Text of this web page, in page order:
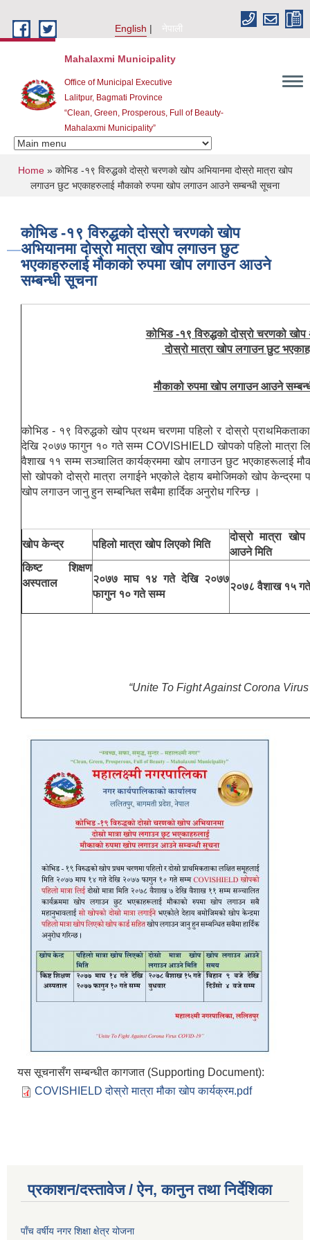
English
नेपाली
Mahalaxmi Municipality
Office of Municipal Executive
Lalitpur, Bagmati Province
“Clean, Green, Prosperous, Full of Beauty-
Mahalaxmi Municipality”
You are here
Home» कोभिड -१९ विरुद्धको दोस्रो चरणको खोप अभियानमा दोस्रो मात्रा खोप
लगाउन छुट भएकाहरुलाई मौकाको रुपमा खोप लगाउन आउने सम्बन्धी सूचना
कोभिड -१९ विरुद्धको दोस्रो चरणको खोप
अभियानमा दोस्रो मात्रा खोप लगाउन छुट
भएकाहरुलाई मौकाको रुपमा खोप लगाउन आउने
सम्बन्धी सूचना
कोभिड -१९ विरुद्धको दोस्रो चरणको खोप
दोस्रो मात्रा खोप लगाउन छुट
मौकाको रुपमा खोप लगाउन आउने
कोभिड - १९ विरुद्धको खोप प्रथम चरणमा पहिलो र दोस्रो
देखि २०७७ फागुन १० गते सम्म COVISHIELD खोपको पहिलो मात्रा
वैशाख ११ सम्म सञ्चालित कार्यक्रममा खोप लगाउन छुट भएकाहरूलाई
सो खोपको दोस्रो मात्रा लगाईने भएकोले देहाय बमोजिमको खोप केन्द्रमा
खोप लगाउन जानु हुन सम्बन्धित सबैमा हार्दिक अनुरोध गरिन्छ ।
खोप केन्द्र पहिलो मात्रा खोप लिएको मिति
दोस्रो मात्रा
आउने मिति
किष्ट शिक्षण
अस्पताल
२०७७ माघ १४ गते देखि २०७७
फागुन १० गते सम्म
२०७८ वैशाख १५ गते
“Unite To Fight Against Corona
यस सूचनासँग सम्बन्धीत कागजात (Supporting Document):
COVISHIELD दोस्रो मात्रा मौका खोप कार्यक्रम.pdf
प्रकाशन/दस्तावेज / ऐन, कानुन तथा निर्देशिका
पाँच वर्षीय नगर शिक्षा क्षेत्र योजना